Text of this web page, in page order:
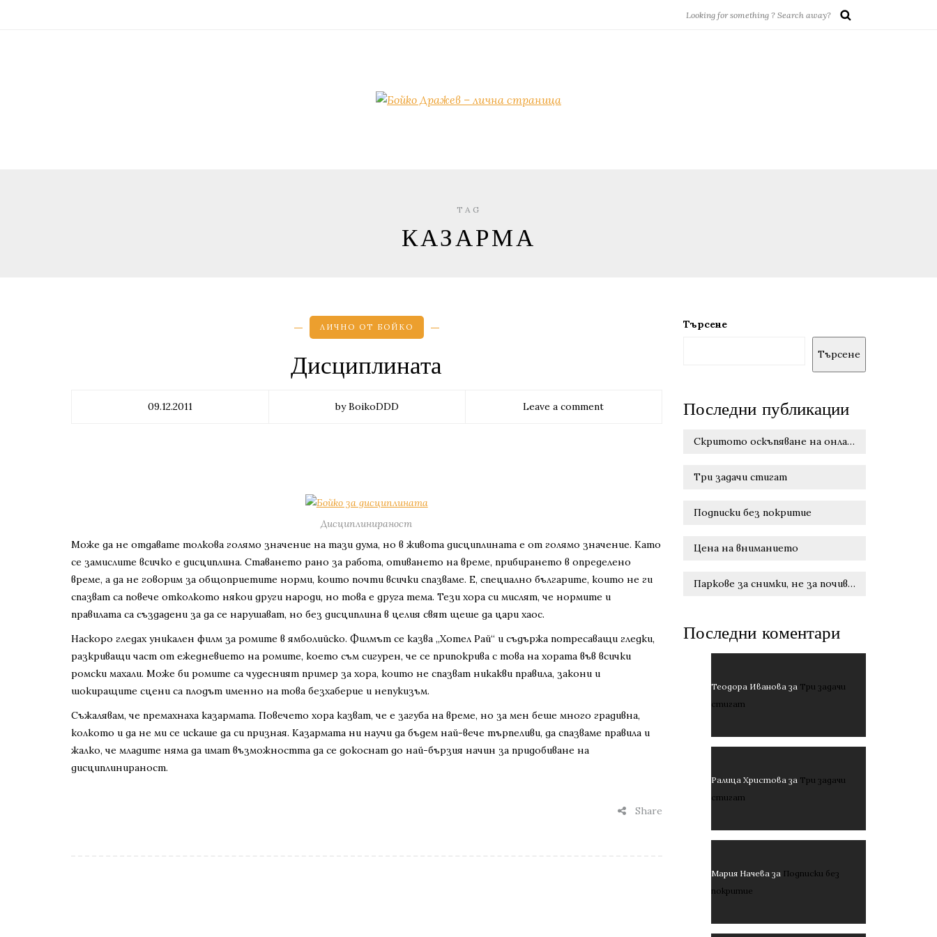
TAG
КАЗАРМА
ЛИЧНО ОТ БОЙКО
Дисциплината
09.12.2011 by BoikoDDD Leave a comment
Дисциплинираност
Може да не отдавате толкова голямо значение на тази дума, но в живота дисциплината е от голямо значение. Като
се замислите всичко е дисциплина. Ставането рано за работа, отиването на време, прибирането в определено
време, а да не говорим за общоприетите норми, които почти всички спазваме. Е, специално българите, които не ги
спазват са повече отколкото някои други народи, но това е друга тема. Тези хора си мислят, че нормите и
правилата са създадени за да се нарушават, но без дисциплина в целия свят щеше да цари хаос.
Наскоро гледах уникален филм за ромите в ямболийско. Филмът се казва „Хотел Рай“ и съдържа потресаващи гледки,
разкриващи част от ежедневието на ромите, което съм сигурен, че се припокрива с това на хората във всички
ромски махали. Може би ромите са чудесният пример за хора, които не спазват никакви правила, закони и
шокиращите сцени са плодът именно на това безхаберие и непукизъм.
Съжалявам, че премахнаха казармата. Повечето хора казват, че е загуба на време, но за мен беше много градивна,
колкото и да не ми се искаше да си призная. Казармата ни научи да бъдем най-вече търпеливи, да спазваме правила и
жалко, че младите няма да имат възможността да се докоснат до най-бързия начин за придобиване на
дисциплинираност.
Share
Търсене
Търсене
Последни публикации
Скритото оскъпяване на онлайн удобството
Три задачи стигат
Подписки без покритие
Цена на вниманието
Паркове за снимки, не за почивка
Последни коментари
Теодора Ивановаза Три задачи
стигат
Ралица Христоваза Три задачи
стигат
Мария Начеваза Подписки без
покритие